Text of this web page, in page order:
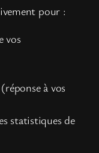
pour :
vos
à vos
statistiques de